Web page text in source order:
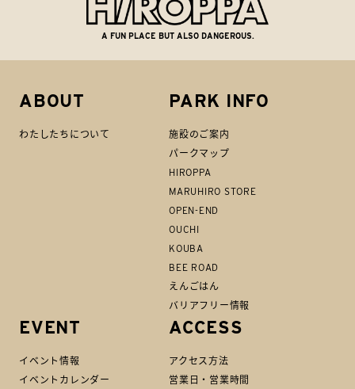
A FUN PLACE BUT ALSO DANGEROUS.
ABOUT
わたしたちについて
PARK INFO
施設のご案内
パークマップ
HIROPPA
MARUHIRO STORE
OPEN-END
OUCHI
KOUBA
BEE ROAD
えんごはん
バリアフリー情報
EVENT
イベント情報
イベントカレンダー
ACCESS
アクセス方法
営業日・営業時間